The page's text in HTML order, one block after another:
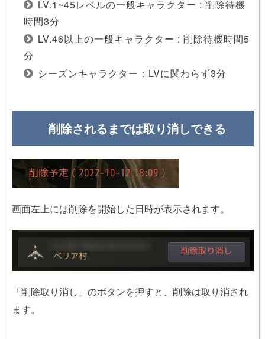
LV.1~45レベルの一般キャラクター : 削除待機
時間3分
LV.46以上の一般キャラクター : 削除待機時間5
分
シーズンキャラクター：LVに関わらず3分
削除されるまでは取り消しできる
画面左上には削除を開始した日時が表示されます。
「削除取り消し」のボタンを押すと、削除は取り消され
ます。